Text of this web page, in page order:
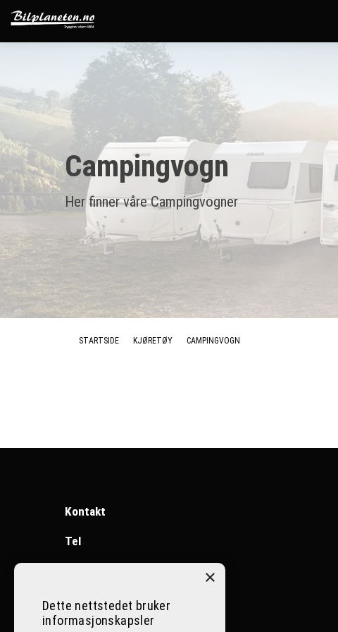
Campingvogn
Her finner våre Campingvogner
STARTSIDE KJØRETØY CAMPINGVOGN
Kontakt
Tel
Nesbyen:32072500
×
Dette nettstedet bruker
informasjonskapsler